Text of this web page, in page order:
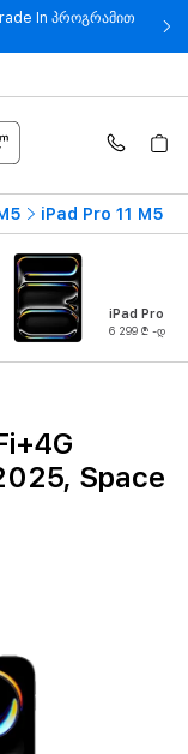
In პროგრამით
17 Pro მხოლოდ 2 649
iPad Pro 11 M5
iPad Pro 13
6 299 ₾ -დან
Space